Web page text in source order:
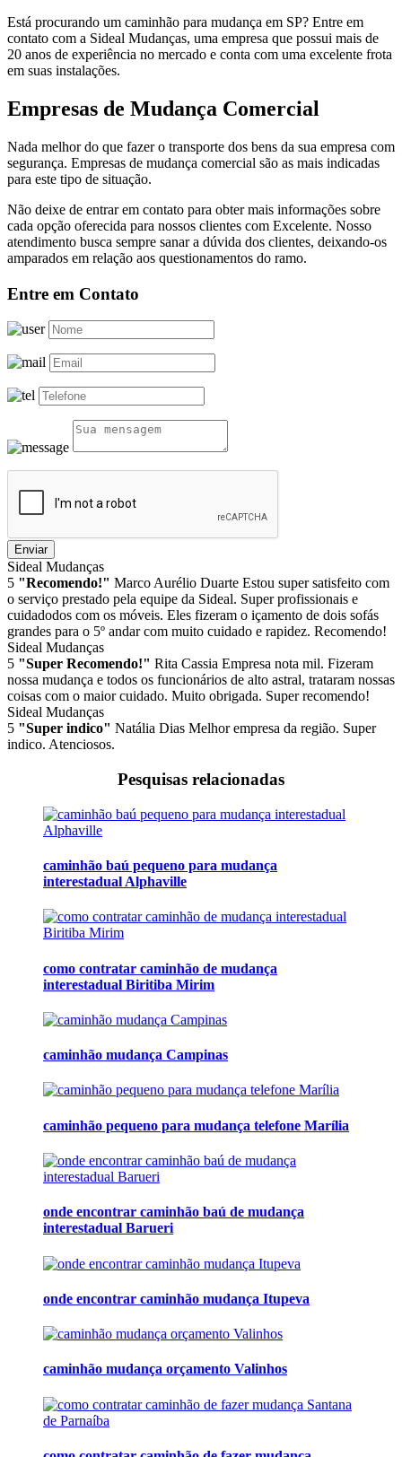
Está procurando um caminhão para mudança em SP? Entre em
contato com a Sideal Mudanças, uma empresa que possui mais de
20 anos de experiência no mercado e conta com uma excelente frota
em suas instalações.
Empresas de Mudança Comercial
Nada melhor do que fazer o transporte dos bens da sua empresa com
segurança. Empresas de mudança comercial são as mais indicadas
para este tipo de situação.
Não deixe de entrar em contato para obter mais informações sobre
cada opção oferecida para nossos clientes com Excelente. Nosso
atendimento busca sempre sanar a dúvida dos clientes, deixando-os
amparados em relação aos questionamentos do ramo.
Entre em Contato
Enviar
Sideal Mudanças
5 "Recomendo!" Marco Aurélio Duarte Estou super satisfeito com
o serviço prestado pela equipe da Sideal. Super profissionais e
cuidadodos com os móveis. Eles fizeram o içamento de dois sofás
grandes para o 5º andar com muito cuidado e rapidez. Recomendo!
Sideal Mudanças
5 "Super Recomendo!" Rita Cassia Empresa nota mil. Fizeram
nossa mudança e todos os funcionários de alto astral, trataram nossas
coisas com o maior cuidado. Muito obrigada. Super recomendo!
Sideal Mudanças
5 "Super indico" Natália Dias Melhor empresa da região. Super
indico. Atenciosos.
Pesquisas relacionadas
caminhão baú pequeno para mudança
interestadual Alphaville
como contratar caminhão de mudança
interestadual Biritiba Mirim
caminhão mudança Campinas
caminhão pequeno para mudança telefone Marília
onde encontrar caminhão baú de mudança
interestadual Barueri
onde encontrar caminhão mudança Itupeva
caminhão mudança orçamento Valinhos